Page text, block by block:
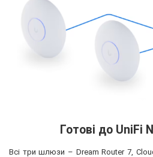
Готові до UniFi
Всі три шлюзи – Dream Router 7,